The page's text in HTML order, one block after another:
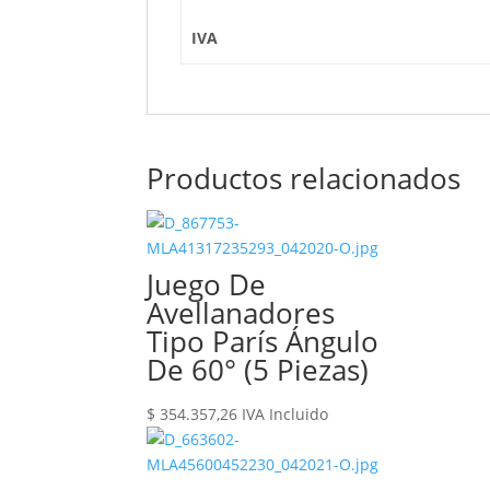
IVA
Productos relacionados
Juego De
Avellanadores
Tipo París Ángulo
De 60° (5 Piezas)
$ 354.357,26 IVA Incluido